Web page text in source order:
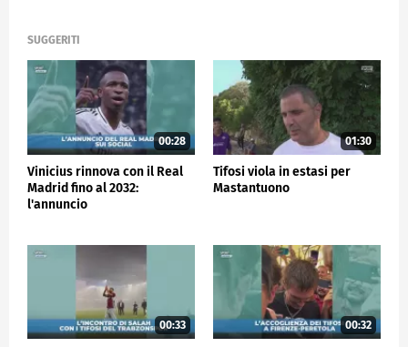
SUGGERITI
00:28
Vinicius rinnova con il Real
Madrid fino al 2032:
l'annuncio
01:30
Tifosi viola in estasi per
Mastantuono
00:33 00:32